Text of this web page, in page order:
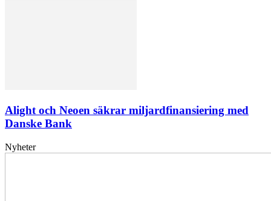
Alight och Neoen säkrar miljardfinansiering med
Danske Bank
Nyheter